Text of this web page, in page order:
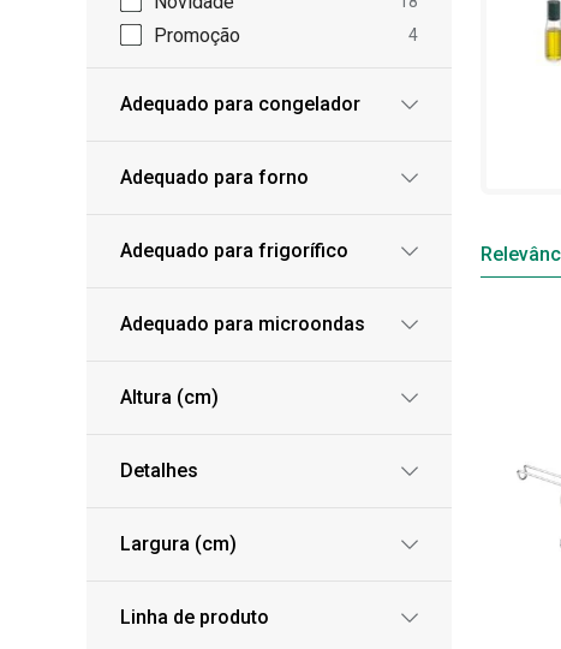
Promoção 4
Adequado para congelador
Adequado para forno
Adequado para frigorífico
Adequado para microondas
Altura (cm)
Detalhes
Largura (cm)
Linha de produto